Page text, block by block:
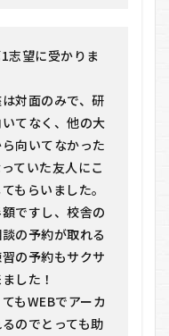
志望に受かりま
対面のみで、研
てなく、他の大
向いてなかった
ていた友人にこ
もらいました。
ですし、校舎の
の予約が取れる
の予約もサクサ
した！
もWEBでアーカ
のでとっても助